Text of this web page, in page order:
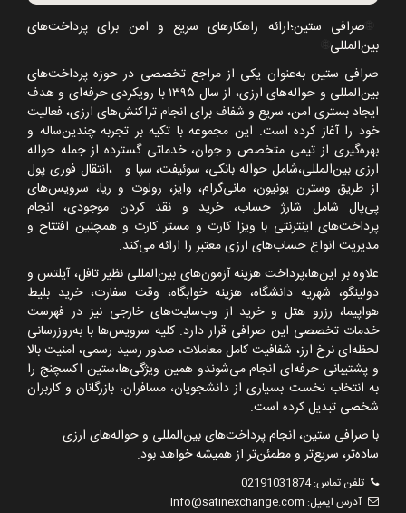
صرافی ستین؛ارائه راهکارهای سریع و امن برای پرداخت‌های
بین‌المللی
صرافی ستین به‌عنوان یکی از مراجع تخصصی در حوزه پرداخت‌های
بین‌المللی و حواله‌های ارزی، از سال ۱۳۹۵با رویکردی حرفه‌ای و هدف
ایجاد بستری امن، سریع و شفاف برای انجام تراکنش‌های ارزی، فعالیت
خود را آغاز کرده است. این مجموعه با تکیه بر تجربه چندین‌ساله و
بهره‌گیری از تیمی متخصص و جوان، خدماتی گسترده از جمله حواله
ارزی بین‌المللی،شامل حواله بانکی، سوئیفت، سپا و …،انتقال فوری پول
از طریق وسترن یونیون، مانی‌گرام، وایز، رولوت و ریا، سرویس‌های
پی‌پال شامل شارژ حساب، خرید و نقد کردن موجودی، انجام
پرداخت‌های اینترنتی با ویزا کارت و مستر کارت و همچنین افتتاح و
مدیریت انواع حساب‌های ارزی معتبر را ارائه می‌کند.
علاوه بر این‌ها،پرداخت هزینه آزمون‌های بین‌المللی نظیر تافل، آیلتس و
دولینگو، شهریه دانشگاه، هزینه خوابگاه، وقت سفارت، خرید بلیط
هواپیما، رزرو هتل و خرید از وب‌سایت‌های خارجی نیز در فهرست
خدمات تخصصی این صرافی قرار دارد. کلیه سرویس‌ها با به‌روزرسانی
لحظه‌ای نرخ ارز، شفافیت کامل معاملات، صدور رسید رسمی، امنیت بالا
و پشتیبانی حرفه‌ای انجام می‌شوندو همین ویژگی‌ها،ستین اکسچنج را
به انتخاب نخست بسیاری از دانشجویان، مسافران، بازرگانان و کاربران
شخصی تبدیل کرده است.
با صرافی ستین، انجام پرداخت‌های بین‌المللی و حواله‌های ارزی
ساده‌تر، سریع‌تر و مطمئن‌تر از همیشه خواهد بود.
تلفن تماس:02191031874
آدرس ایمیل: Info@satinexchange.com